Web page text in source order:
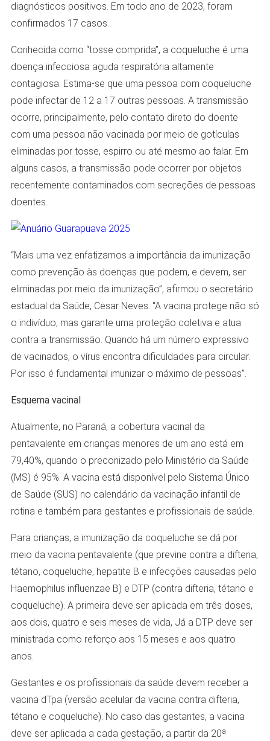
diagnósticos positivos. Em todo ano de 2023, foram
confirmados 17 casos.
Conhecida como “tosse comprida”, a coqueluche é uma
doença infecciosa aguda respiratória altamente
contagiosa. Estima-se que uma pessoa com coqueluche
pode infectar de 12 a 17 outras pessoas. A transmissão
ocorre, principalmente, pelo contato direto do doente
com uma pessoa não vacinada por meio de gotículas
eliminadas por tosse, espirro ou até mesmo ao falar. Em
alguns casos, a transmissão pode ocorrer por objetos
recentemente contaminados com secreções de pessoas
doentes.
“Mais uma vez enfatizamos a importância da imunização
como prevenção às doenças que podem, e devem, ser
eliminadas por meio da imunização”, afirmou o secretário
estadual da Saúde, Cesar Neves. “A vacina protege não só
o indivíduo, mas garante uma proteção coletiva e atua
contra a transmissão. Quando há um número expressivo
de vacinados, o vírus encontra dificuldades para circular.
Por isso é fundamental imunizar o máximo de pessoas”.
Esquema vacinal
Atualmente, no Paraná, a cobertura vacinal da
pentavalente em crianças menores de um ano está em
79,40%, quando o preconizado pelo Ministério da Saúde
(MS) é 95%. A vacina está disponível pelo Sistema Único
de Saúde (SUS) no calendário da vacinação infantil de
rotina e também para gestantes e profissionais de saúde.
Para crianças, a imunização da coqueluche se dá por
meio da vacina pentavalente (que previne contra a difteria,
tétano, coqueluche, hepatite B e infecções causadas pelo
Haemophilus influenzae B) e DTP (contra difteria, tétano e
coqueluche). A primeira deve ser aplicada em três doses,
aos dois, quatro e seis meses de vida, Já a DTP deve ser
ministrada como reforço aos 15 meses e aos quatro
anos.
Gestantes e os profissionais da saúde devem receber a
vacina dTpa (versão acelular da vacina contra difteria,
tétano e coqueluche). No caso das gestantes, a vacina
deve ser aplicada a cada gestação, a partir da 20ª